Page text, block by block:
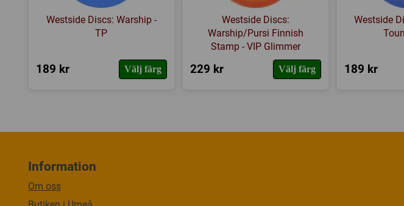
Westside Discs: Warship -
TP
189 kr Välj färg
Westside Discs:
Warship/Pursi Finnish
Stamp - VIP Glimmer
229 kr Välj färg
Westside
189 kr
Information
Om oss